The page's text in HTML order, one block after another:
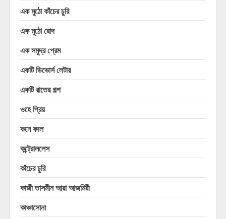
এক মুঠো কাঁচের চুরি
এক মুঠো রোদ
এক সমুদ্র প্রেম
একটি ডিভোর্স লেটার
একটি রাতের গল্প
ওহে প্রিয়
কনে বদল
কন্ট্রোললেস
কাঁচের চুরি
কাজী তাসমীন আরা আজমিরী
কাঞ্চাসোনা